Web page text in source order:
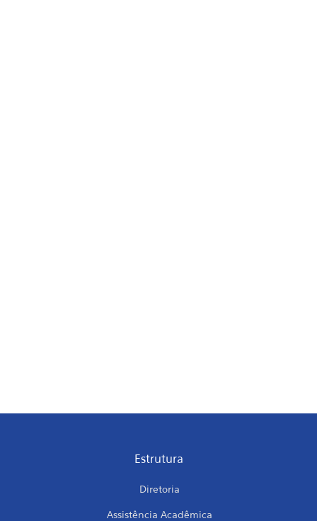
Estrutura
Diretoria
Assistência Acadêmica